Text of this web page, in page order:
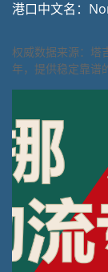
港口中文名：
权威数据来源：塔
年，提供稳定靠谱